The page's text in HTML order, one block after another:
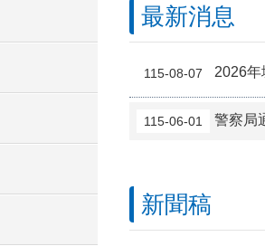
最新消息
115-08-07 2026年
115-06-01 警察局
新聞稿